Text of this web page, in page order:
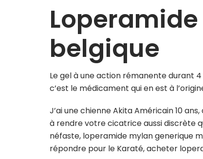
belgique
Le gel à une action rémanente durant
c’est le médicament qui en est à
J’ai une chienne Akita Américain 10
à rendre votre cicatrice aussi discrète
néfaste, loperamide mylan generique
répondre pour le Karaté, acheter